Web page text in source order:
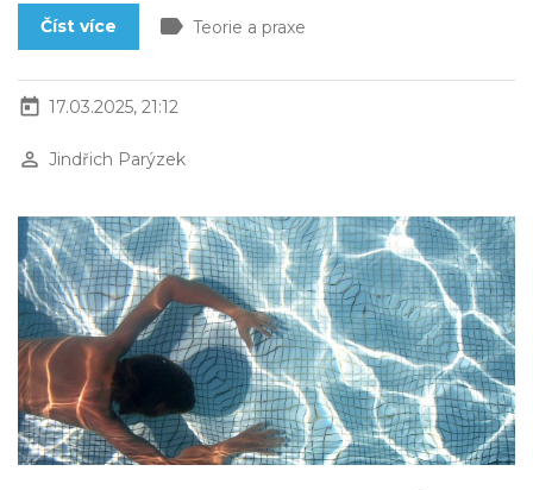
Číst více label Teorie a praxe
today 17.03.2025, 21:12
perm_identity Jindřich Parýzek